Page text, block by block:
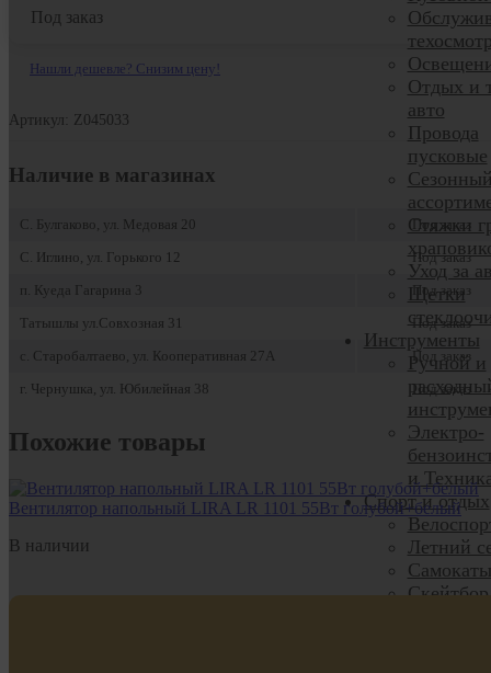
техосмотр
Отдых и
авто
Провода
пусковые
Сезонный
Стяжки
Уход за
Щетки
Инструменты
Ручной и
Электро-
и
Спорт и отдых
Летний
Самокаты
Под заказ
Нашли дешевле? Снизим цену!
Артикул: Z045033
Наличие в магазинах
С. Булгаково, ул. Медовая 20
Под заказ
С. Иглино, ул. Горького 12
Под заказ
п. Куеда Гагарина 3
Под заказ
Татышлы ул.Совхозная 31
Под заказ
с. Старобалтаево, ул. Кооперативная 27А
Под заказ
г. Чернушка, ул. Юбилейная 38
Под заказ
Похожие товары
Вентилятор напольный LIRA LR 1101 55Вт голубой+белый
В наличии